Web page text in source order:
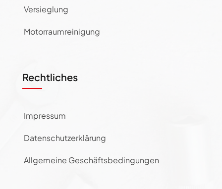
Versieglung
Motorraumreinigung
Rechtliches
Impressum
Datenschutzerklärung
Allgemeine Geschäftsbedingungen